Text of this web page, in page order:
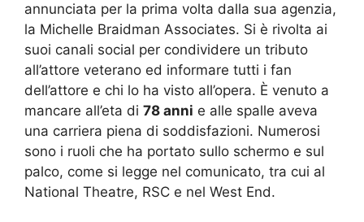
annunciata per la prima volta dalla sua agenzia,
la Michelle Braidman Associates. Si è rivolta ai
suoi canali social per condividere un tributo
all’attore veterano ed informare tutti i fan
dell’attore e chi lo ha visto all’opera. È venuto a
mancare all’eta di 78 anni e alle spalle aveva
una carriera piena di soddisfazioni. Numerosi
sono i ruoli che ha portato sullo schermo e sul
palco, come si legge nel comunicato, tra cui al
National Theatre, RSC e nel West End.